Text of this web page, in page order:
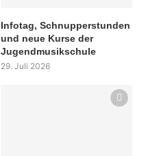
Infotag, Schnupperstunden
und neue Kurse der
Jugendmusikschule
29. Juli 2026